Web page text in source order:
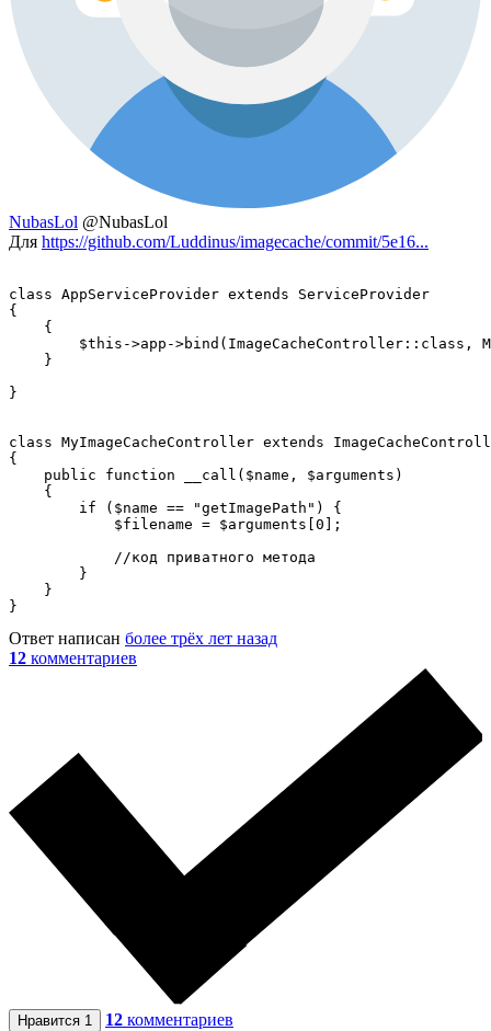
NubasLol @NubasLol
Для https://github.com/Luddinus/imagecache/commit/5e16...
class AppServiceProvider extends ServiceProvider
{
    {
$this->app->bind(ImageCacheController::class,
    }
}
class MyImageCacheController extends
{
    public function __call($name, $arguments)
    {
        if ($name == "getImagePath") {
            $filename = $arguments[0];
            //код приватного метода
        }
    }
}
Ответ написан более трёх лет назад
12 комментариев
Нравится 1 12 комментариев